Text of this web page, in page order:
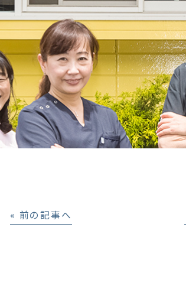
« 前の記事へ